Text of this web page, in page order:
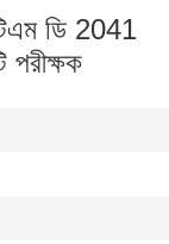
ডি 2041
পরীক্ষক